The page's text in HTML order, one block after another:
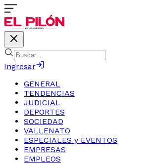
Ingresar
GENERAL
TENDENCIAS
JUDICIAL
DEPORTES
SOCIEDAD
VALLENATO
ESPECIALES y EVENTOS
EMPRESAS
EMPLEOS